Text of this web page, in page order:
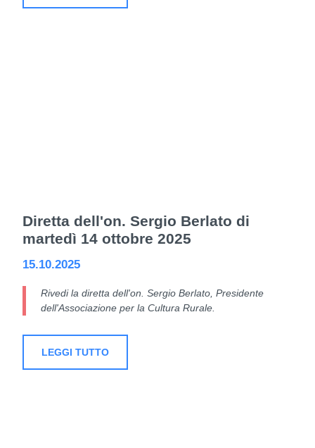
Diretta dell'on. Sergio Berlato di
martedì 14 ottobre 2025
15.10.2025
Rivedi la diretta dell'on. Sergio Berlato, Presidente
dell'Associazione per la Cultura Rurale.
LEGGI TUTTO